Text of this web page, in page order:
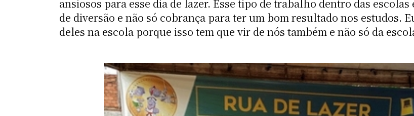
ansiosos para esse dia de lazer. Esse tipo de trabalho dentro das
de diversão e não só cobrança para ter um bom resultado nos estudos.
deles na escola porque isso tem que vir de nós também e não só da